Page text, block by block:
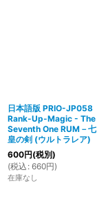
日本語版 PRIO-JP058
Rank-Up-Magic - The
Seventh One RUM－七
皇の剣 (ウルトラレア)
600円(税別)
(税込 : 660円)
在庫なし